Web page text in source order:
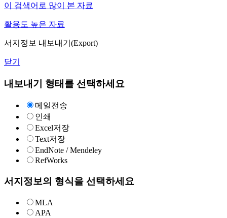
이 검색어로 많이 본 자료
활용도 높은 자료
서지정보 내보내기(Export)
닫기
내보내기 형태를 선택하세요
메일전송
인쇄
Excel저장
Text저장
EndNote / Mendeley
RefWorks
서지정보의 형식을 선택하세요
MLA
APA